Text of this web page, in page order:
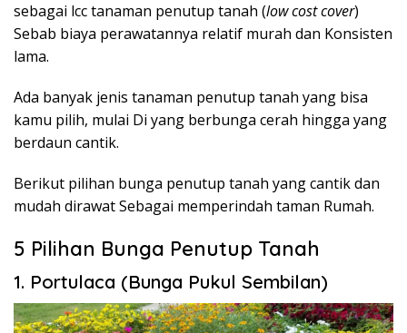
sebagai lcc tanaman penutup tanah (low cost cover)
Sebab biaya perawatannya relatif murah dan Konsisten
lama.
Ada banyak jenis tanaman penutup tanah yang bisa
kamu pilih, mulai Di yang berbunga cerah hingga yang
berdaun cantik.
Berikut pilihan bunga penutup tanah yang cantik dan
mudah dirawat Sebagai memperindah taman Rumah.
5 Pilihan Bunga Penutup Tanah
1. Portulaca (Bunga Pukul Sembilan)